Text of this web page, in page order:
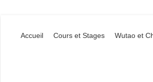
Accueil Cours et Stages Wutao et